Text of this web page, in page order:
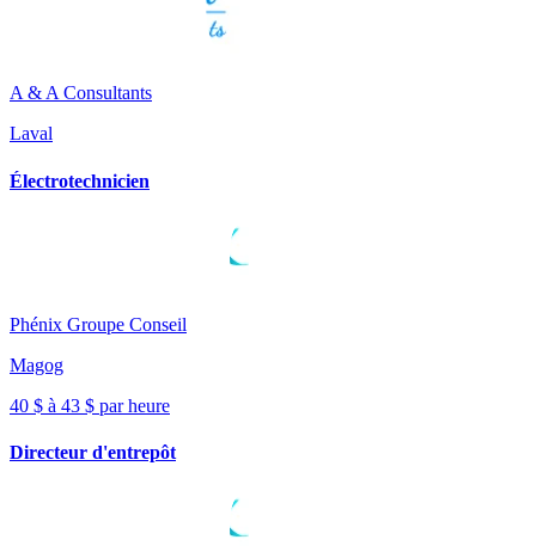
A & A Consultants
Laval
Électrotechnicien
Phénix Groupe Conseil
Magog
40 $ à 43 $ par heure
Directeur d'entrepôt